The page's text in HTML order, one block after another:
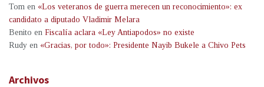
Tom en «Los veteranos de guerra merecen un reconocimiento»: ex
candidato a diputado Vladimir Melara
Benito en Fiscalía aclara «Ley Antiapodos» no existe
Rudy en «Gracias, por todo»: Presidente Nayib Bukele a Chivo Pets
Archivos